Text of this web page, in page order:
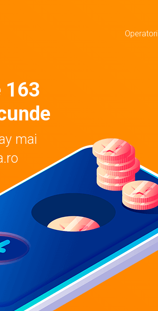
Operatori
163
mai